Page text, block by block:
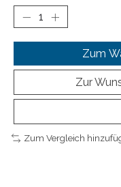
Zum
Zur
Zum Vergleich